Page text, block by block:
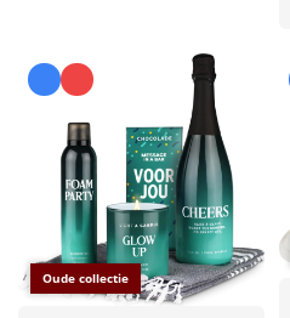
Oude collectie